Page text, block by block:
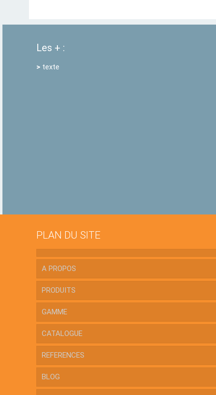
Les + :
> texte
PLAN DU SITE
A PROPOS
PRODUITS
GAMME
CATALOGUE
REFERENCES
BLOG